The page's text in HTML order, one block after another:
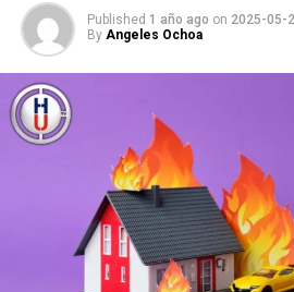
Published 1 año ago on 2025-05-
By Angeles Ochoa